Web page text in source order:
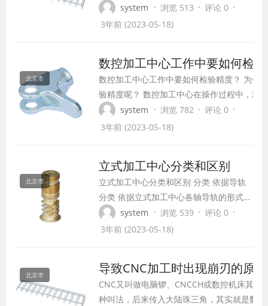
心的主轴在空间处于垂直状态的称为立式
加工中心，主轴在空间处于水平状态的称
心，也称复合加工中心。按加工中心立柱
的数量分；有单柱式和双柱式(龙门式)...
system · 浏览 513 · 评论 0 ·
3年前 (2023-05-18)
北京市
数控加工中心工作中要如何检
数控加工中心工作中要如何检验精度？ 为什
验精度呢？ 数控加工中心在操作过程中，精
至关重要，直接会影响到我们制造零件的标
机床好不好，就取决于它这台机床的精度高
试件...
system · 浏览 782 · 评论 0 ·
3年前 (2023-05-18)
北京市
立式加工中心分类和区别
立式加工中心分类和区别 分类 依据导轨
分类 依据立式加工中心各轴导轨的形式可
分硬轨及线轨。硬轨适合重切削，线轨运
动更灵敏。 依据转速分类 立式加工中心
依据立式加工中心的床身结构可分为C型
及龙门型。 区别 立式 ...
system · 浏览 539 · 评论 0 ·
3年前 (2023-05-18)
北京市 导致CNC加工时出现崩刃的原
CNC又叫做电脑锣、CNCCH或数控机床其实
种叫法，后来传入大陆珠三角，其实就是数